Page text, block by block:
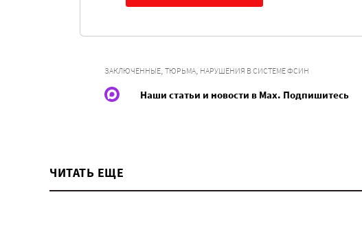
ЗАКЛЮЧЕННЫЕ, ТЮРЬМА, НАРУШЕНИЯ В СИСТЕМЕ ФСИН
Наши статьи и новости в Max. Подпишитесь
ЧИТАТЬ ЕЩЕ